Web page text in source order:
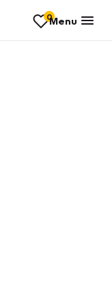
0Menu